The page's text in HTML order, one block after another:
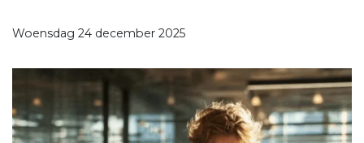
Woensdag 24 december 2025